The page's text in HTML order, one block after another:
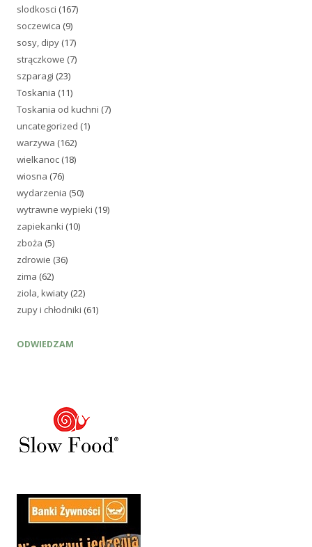
slodkosci (167)
soczewica (9)
sosy, dipy (17)
strączkowe (7)
szparagi (23)
Toskania (11)
Toskania od kuchni (7)
uncategorized (1)
warzywa (162)
wielkanoc (18)
wiosna (76)
wydarzenia (50)
wytrawne wypieki (19)
zapiekanki (10)
zboża (5)
zdrowie (36)
zima (62)
ziola, kwiaty (22)
zupy i chłodniki (61)
ODWIEDZAM